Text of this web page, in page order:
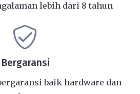
lebih dari 8 tahun
Bergaransi
baik hardware dan